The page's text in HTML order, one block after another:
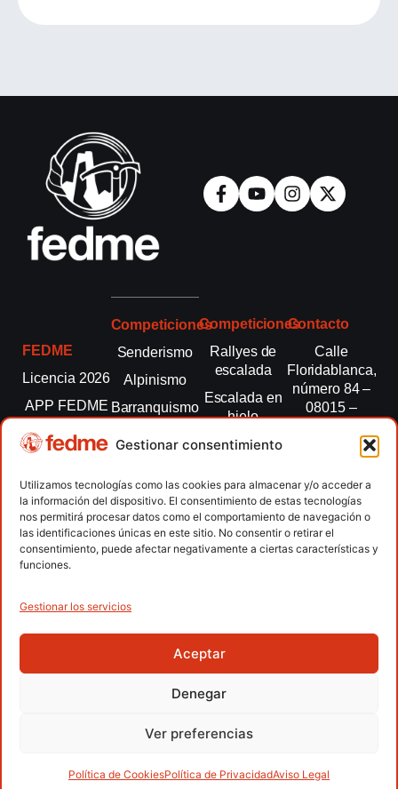
Gestionar consentimiento
Utilizamos tecnologías como las cookies para almacenar y/o acceder a
la información del dispositivo. El consentimiento de estas tecnologías
nos permitirá procesar datos como el comportamiento de navegación o
las identificaciones únicas en este sitio. No consentir o retirar el
consentimiento, puede afectar negativamente a ciertas características y
funciones.
Gestionar los servicios
Aceptar
Denegar
Ver preferencias
Política de CookiesPolítica de PrivacidadAviso Legal
FEDME
Licencia 2026
APP FEDME
Transparencia
autonómicas
Clubes
Contacto
Competiciones
Senderismo
Alpinismo
Barranquismo
montaña
Escalada
Escalada
paralimpica
Competiciones
Rallyes de
escalada
Escalada en
hielo
Esquí de
Marcha
Nórdica
Raquetas de
nieve
Contacto
Calle
Floridablanca,
número 84 –
08015 –
fedme@fedme.es
934 264 267
Copyright © 2026 Federación Española de Deportes de
Montaña y Escalada | Desarrollado porTOOOLS
Política de Privacidad APPAccesibilidad